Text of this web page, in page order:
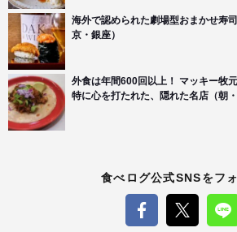
海外で認められた劇場型おまかせ寿
京・銀座）
外食は年間600回以上！ マッキー牧
特に心を打たれた、隠れた名店（朝・
食べログ公式SNSをフ